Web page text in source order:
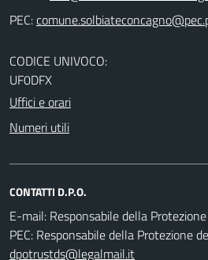
PEC:
CODICE UNIVOCO:
UF0DFX
Uffici e orari
Numeri utili
CONTATTI D.P.O.
E-mail: Responsabile della
PEC: Responsabile della Protezione